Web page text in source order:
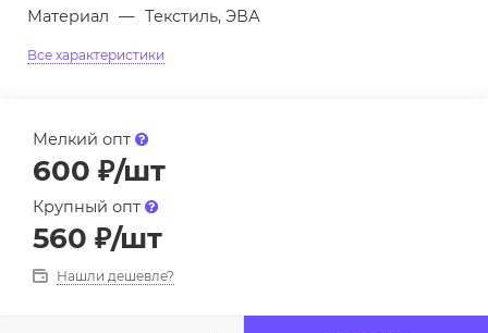
Материал — Текстиль, ЭВА
Все характеристики
Мелкий опт
600 ₽/шт
Крупный опт
560 ₽/шт
Нашли дешевле?